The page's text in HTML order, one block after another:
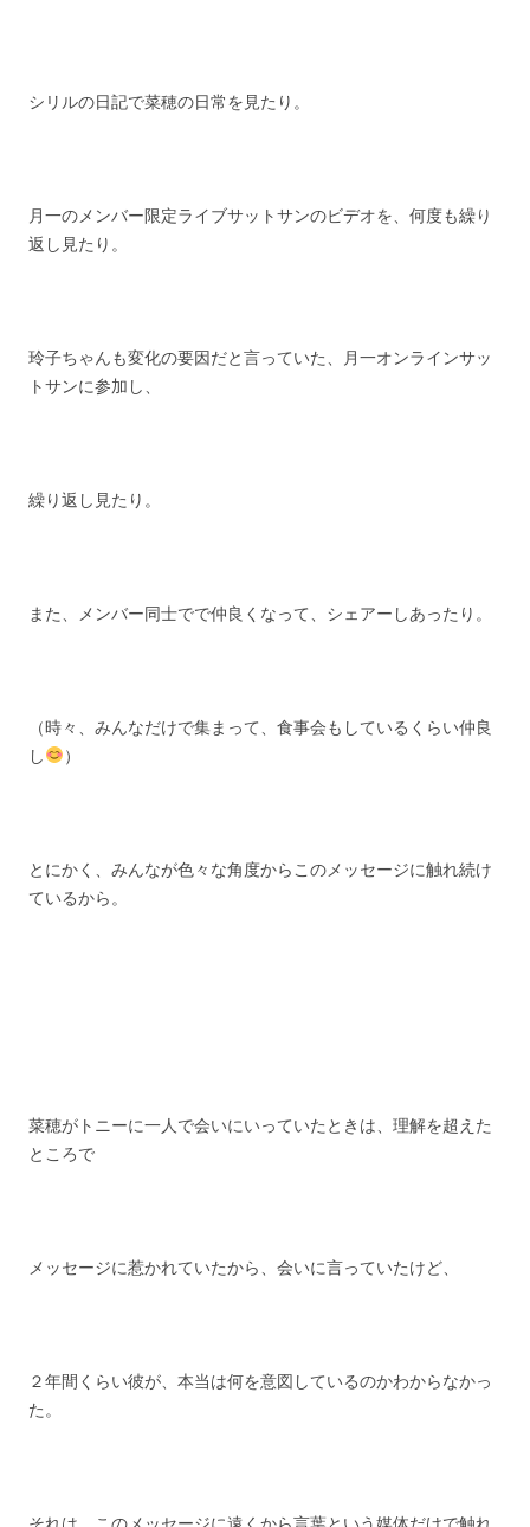
シリルの日記で菜穂の日常を見たり。
月一のメンバー限定ライブサットサンのビデオを、何度も繰り
返し見たり。
玲子ちゃんも変化の要因だと言っていた、月一オンラインサッ
トサンに参加し、
繰り返し見たり。
また、メンバー同士でで仲良くなって、シェアーしあったり。
（時々、みんなだけで集まって、食事会もしているくらい仲良
し
）
とにかく、みんなが色々な角度からこのメッセージに触れ続け
ているから。
菜穂がトニーに一人で会いにいっていたときは、理解を超えた
ところで
メッセージに惹かれていたから、会いに言っていたけど、
２年間くらい彼が、本当は何を意図しているのかわからなかっ
た。